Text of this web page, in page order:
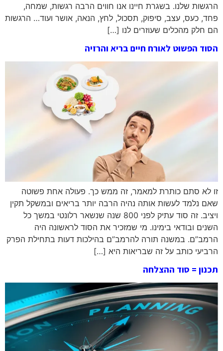
הרגשות שלנו. בשגרת חיינו אנו חווים הרבה רגשות, שמחה,
פחד, כעס, עצב, סיפוק, תסכול, לחץ, הנאה, אושר ועוד… הרגשות
הם חלק מהכלים שעוזרים לנו […]
הסוד הפשוט לאורח חיים בריא והרזיה
זו לא סתם כותרת למאמר, זה ממש כך. פעולה אחת פשוטה
שאם נלמד לעשות אותה נהיה הרבה יותר בריאים ובמשקל תקין
ויציב. זה סוד עתיק לפני 800 שנה שנשאר רלונטי במשך כל
השנים ובודאי בימינו. מי שמזכיר את הסוד לראשונה היה
הרמב”ם. במשנה תורה להרמב”ם בהילכות דעות בתחילת הפרק
הרביעי כותב על זה שבריאות היא […]
תכנון = סוד ההצלחה